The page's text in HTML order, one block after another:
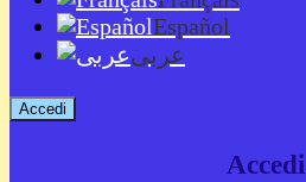
Español
عربى
Accedi
Accedi